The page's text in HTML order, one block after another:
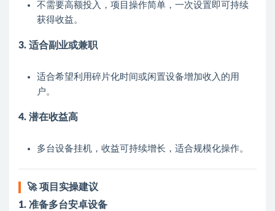
不需要高额投入，项目操作简单，一次设置即可持续
获得收益。
3. 适合副业或兼职
适合希望利用碎片化时间或闲置设备增加收入的用
户。
4. 潜在收益高
多台设备挂机，收益可持续增长，适合规模化操作。
🚀 项目实操建议
1. 准备多台安卓设备